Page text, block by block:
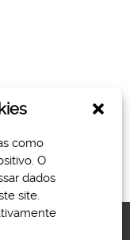
como
O
dados
site.